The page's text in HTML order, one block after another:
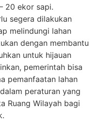
20 ekor sapi.
segera dilakukan
melindungi lahan
dengan membantu
untuk hijauan
pemerintah bisa
pemanfaatan lahan
peraturan yang
Ruang Wilayah bagi